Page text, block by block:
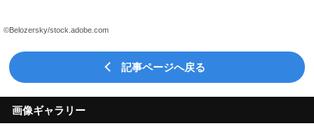
©Belozersky/stock.adobe.com
記事ページへ戻る
画像ギャラリー